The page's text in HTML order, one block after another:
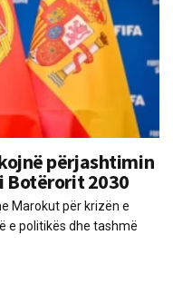
përjashtimin
Botërorit 2030
Marokut për krizën e
e politikës dhe tashmë